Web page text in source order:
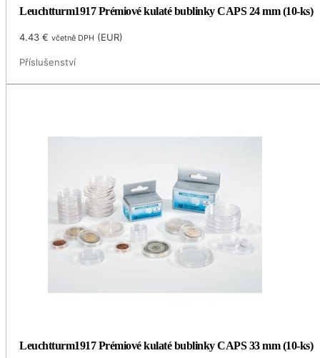
Leuchtturm1917 Prémiové kulaté bublinky CAPS 24 mm (10-ks)
4.43€ včetně DPH (EUR)
Příslušenství
Leuchtturm1917 Prémiové kulaté bublinky CAPS 33 mm (10-ks)